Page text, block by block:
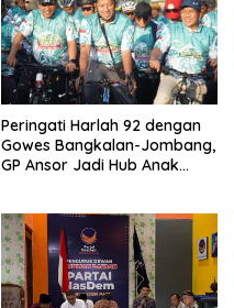
Peringati Harlah 92 dengan
Gowes Bangkalan-Jombang,
GP Ansor Jadi Hub Anak